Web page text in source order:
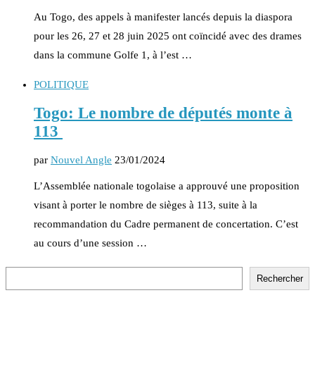
Au Togo, des appels à manifester lancés depuis la diaspora
pour les 26, 27 et 28 juin 2025 ont coïncidé avec des drames
dans la commune Golfe 1, à l’est …
POLITIQUE
Togo: Le nombre de députés monte à
113
par Nouvel Angle 23/01/2024
L’Assemblée nationale togolaise a approuvé une proposition
visant à porter le nombre de sièges à 113, suite à la
recommandation du Cadre permanent de concertation. C’est
au cours d’une session …
Rechercher
Rechercher